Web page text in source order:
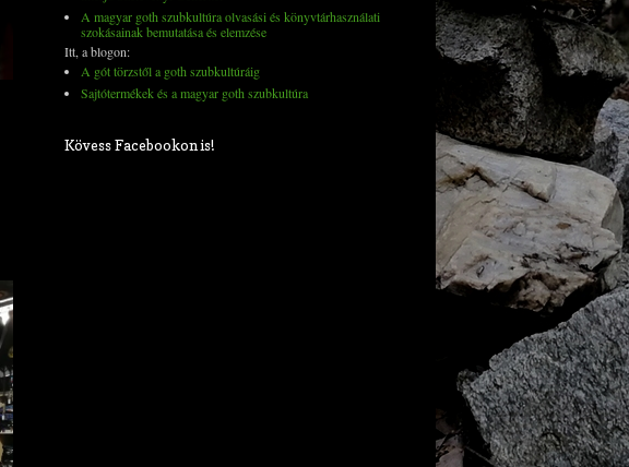
A magyar goth szubkultúra olvasási és könyvtárhasználati
szokásainak bemutatása és elemzése
Itt, a blogon:
A gót törzstől a goth szubkultúráig
Sajtótermékek és a magyar goth szubkultúra
Kövess Facebookon is!